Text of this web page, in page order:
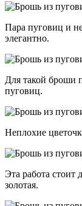
Пара пуговиц и
элегантно.
Для такой броши
пуговиц.
Неплохие
Эта работа стоит
золотая.